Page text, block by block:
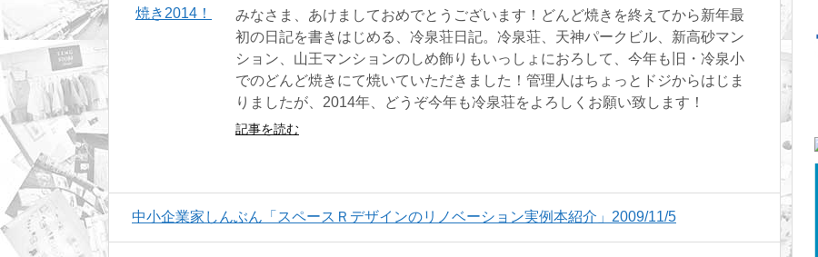
みなさま、あけましておめでとうございます！どんど焼きを終えてから新年最
初の日記を書きはじめる、冷泉荘日記。冷泉荘、天神パークビル、新高砂マン
ション、山王マンションのしめ飾りもいっしょにおろして、今年も旧・冷泉小
でのどんど焼きにて焼いていただきました！管理人はちょっとドジからはじま
りましたが、2014年、どうぞ今年も冷泉荘をよろしくお願い致します！
記事を読む
中小企業家しんぶん「スペースＲデザインのリノベーション実例本紹介」2009/11/5